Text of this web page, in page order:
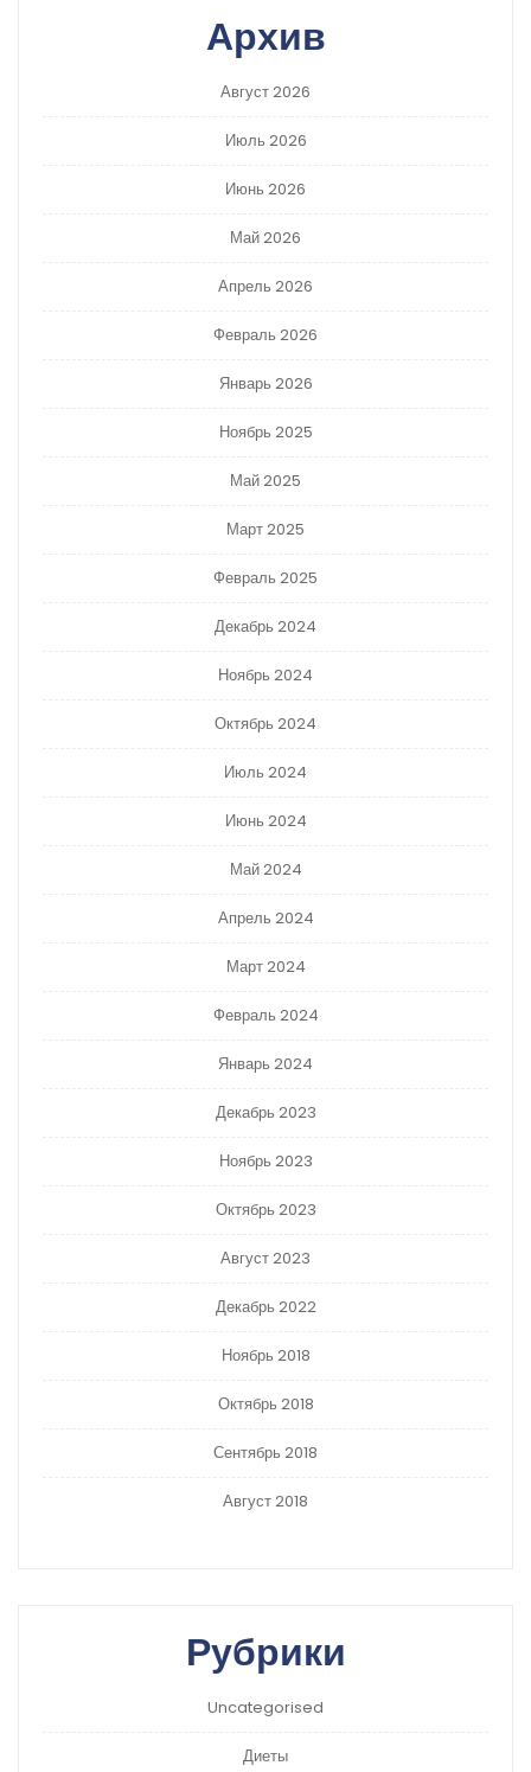
Архив
Август 2026
Июль 2026
Июнь 2026
Май 2026
Апрель 2026
Февраль 2026
Январь 2026
Ноябрь 2025
Май 2025
Март 2025
Февраль 2025
Декабрь 2024
Ноябрь 2024
Октябрь 2024
Июль 2024
Июнь 2024
Май 2024
Апрель 2024
Март 2024
Февраль 2024
Январь 2024
Декабрь 2023
Ноябрь 2023
Октябрь 2023
Август 2023
Декабрь 2022
Ноябрь 2018
Октябрь 2018
Сентябрь 2018
Август 2018
Рубрики
Uncategorised
Диеты